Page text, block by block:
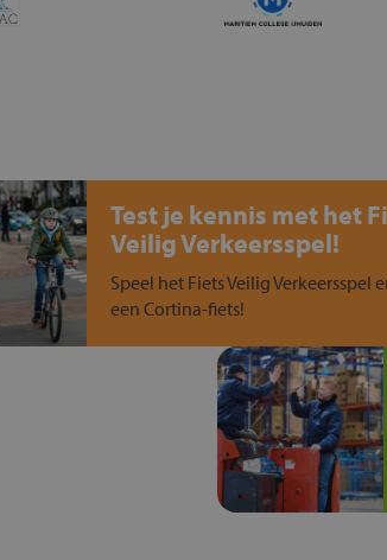
Test je kennis met het
Veilig Verkeersspel!
Speel het Fiets Veilig Verkeersspel
een Cortina-fiets!